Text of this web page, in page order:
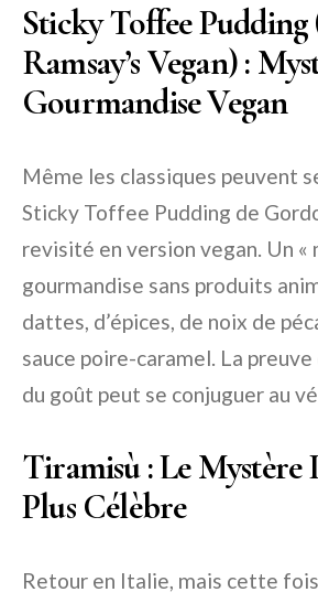
Sticky Toffee
Ramsay’s Vegan) :
Gourmandise Vegan
Même les classiques peuvent
Sticky Toffee Pudding de
revisité en version vegan. Un «
gourmandise sans produits
dattes, d’épices, de noix de
sauce poire-caramel. La
du goût peut se conjuguer au
Tiramisù : Le Mystère
Plus Célèbre
Retour en Italie, mais cette